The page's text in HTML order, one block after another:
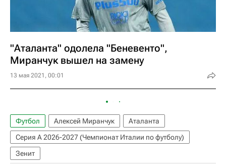
"Аталанта" одолела "Беневенто",
Миранчук вышел на замену
13 мая 2021, 00:01
Футбол Алексей Миранчук
Аталанта
Серия А 2026-2027 (Чемпионат Италии по футболу)
Зенит